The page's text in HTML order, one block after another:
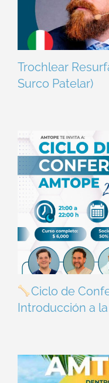
Trochlear
Surco Patelar)
Ciclo de
Introducción a